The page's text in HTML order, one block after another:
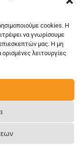
cookies. Η
να γνωρίσουμε
μας. Η μη
λειτουργίες